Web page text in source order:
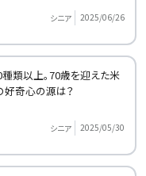
シニア 2025/06/26
類以上。70歳を迎えた米
好奇心の源は？
シニア 2025/05/30